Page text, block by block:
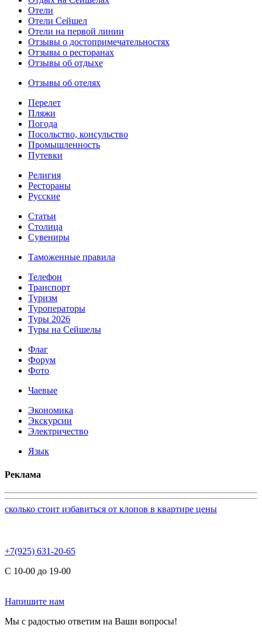
Отели
Отели Сейшел
Отели на первой линии
Отзывы о достопримечательностях
Отзывы о ресторанах
Отзывы об отдыхе
Отзывы об отелях
Перелет
Пляжи
Погода
Посольство, консульство
Промышленность
Путевки
Религия
Рестораны
Русские
Статьи
Столица
Сувениры
Таможенные правила
Телефон
Транспорт
Туризм
Туроператоры
Туры 2026
Туры на Сейшелы
Флаг
Форум
Фото
Чаевые
Экономика
Экскурсии
Электричество
Язык
Реклама
сколько стоит избавиться от клопов в квартире цены
+7(925) 631-20-65
С 10-00 до 19-00
Напишите нам
Мы с радостью ответим на Ваши вопросы!